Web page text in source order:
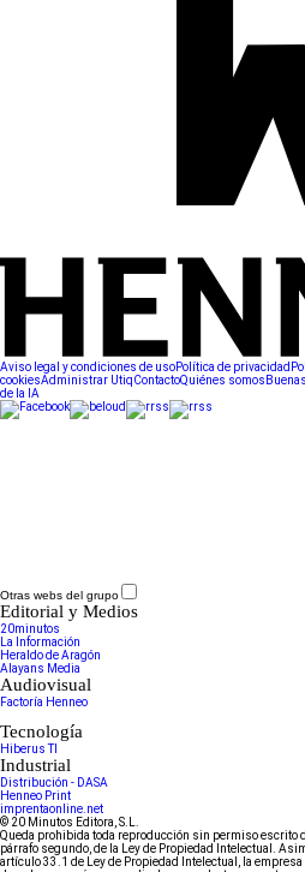
Aviso legal y condiciones de usoPolítica de privacidad
cookiesAdministrar UtiqContactoQuiénes somos
de la IA
Otras webs del grupo
Editorial y Medios
20minutos
La Información
Heraldo de Aragón
Alayans Media
Audiovisual
Factoría Henneo
Tecnología
Hiberus TI
Industrial
Distribución - DASA
Henneo Print
imprentaonline.net
© 20 Minutos Editora, S.L.
Queda prohibida toda reproducción sin permiso escrito
párrafo segundo, de la Ley de Propiedad Intelectual.
artículo 33.1 de Ley de Propiedad Intelectual, la